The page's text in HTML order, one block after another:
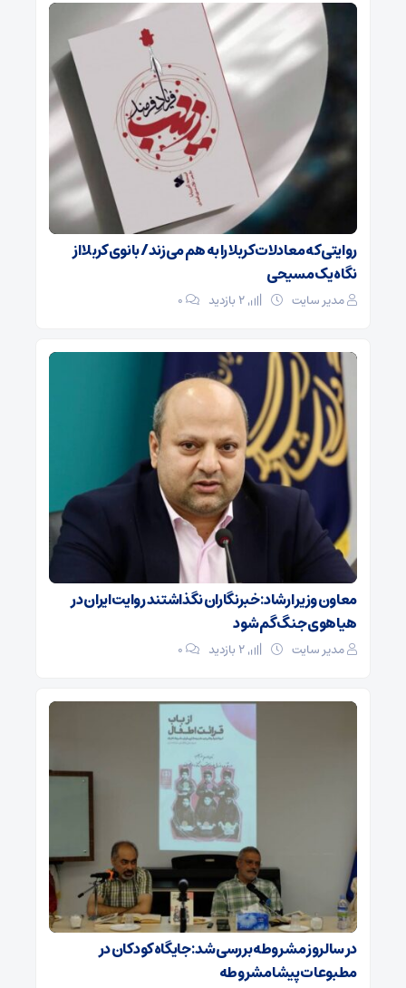
روایتی که معادلات کربلا را به هم می‌زند/ بانوی کربلا از
نگاه یک مسیحی
مدیر سایت ۰
معاون وزیر ارشاد: خبرنگاران نگذاشتند روایت ایران در
هیاهوی جنگ گم شود
مدیر سایت ۰
در سالروز مشروطه بررسی شد: جایگاه کودکان در
مطبوعات پیشامشروطه